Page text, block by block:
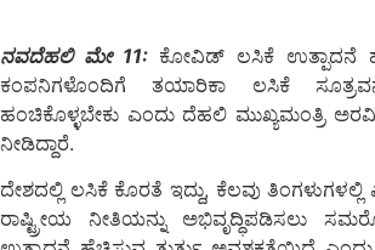
ನವದೆಹಲಿ ಮೇ 11:ಕೋವಿಡ್ ಲಸಿಕೆ ಉತ್ಪಾದನೆ
ಕಂಪನಿಗಳೊಂದಿಗೆ ತಯಾರಿಕಾ ಲಸಿಕೆ
ಹಂಚಿಕೊಳ್ಳಬೇಕು ಎಂದು ದೆಹಲಿ ಮುಖ್ಯಮಂತ್ರಿ
ನೀಡಿದ್ದಾರೆ.
ದೇಶದಲ್ಲಿ ಲಸಿಕೆ ಕೊರತೆ ಇದ್ದು, ಕೆಲವು
ರಾಷ್ಟ್ರೀಯ ನೀತಿಯನ್ನು ಅಭಿವೃದ್ಧಿಪಡಿಸಲು